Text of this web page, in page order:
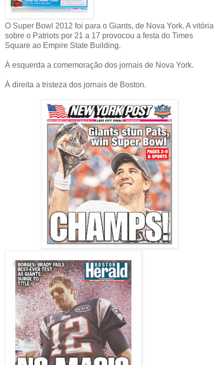
O Super Bowl 2012 foi para o Giants, de Nova York. A vitória
sobre o Patriots por 21 a 17 provocou a festa do Times
Square ao Empire State Building.
À esquerda a comemoração dos jornais de Nova York.
À direita a tristeza dos jornais de Boston.